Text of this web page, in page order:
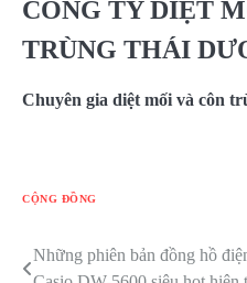
CÔNG TY DIỆT
TRÙNG THÁI
Chuyên gia diệt mối và côn
CỘNG ĐỒNG
Điều
Những phiên bản đồng hồ